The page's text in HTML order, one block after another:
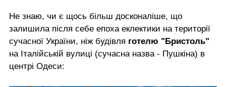
Не знаю, чи є щось більш досконаліше, що
залишила після себе епоха еклектики на території
сучасної України, ніж будівля готелю "Бристоль"
на Італійській вулиці (сучасна назва - Пушкіна) в
центрі Одеси: